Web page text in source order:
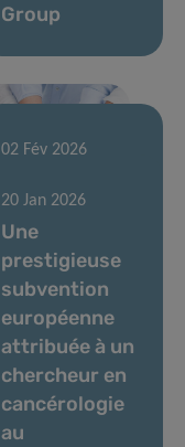
Group
02 Fév 2026
l’appel CORE
FNR 2025
20 Jan 2026
Une
prestigieuse
subvention
européenne
attribuée à un
chercheur en
cancérologie
au